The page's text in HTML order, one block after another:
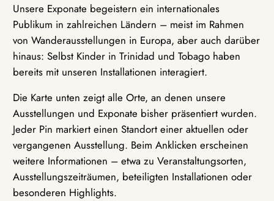
Unsere Exponate begeistern ein internationales
Publikum in zahlreichen Ländern – meist im Rahmen
von Wanderausstellungen in Europa, aber auch darüber
hinaus: Selbst Kinder in Trinidad und Tobago haben
bereits mit unseren Installationen interagiert.
Die Karte unten zeigt alle Orte, an denen unsere
Ausstellungen und Exponate bisher präsentiert wurden.
Jeder Pin markiert einen Standort einer aktuellen oder
vergangenen Ausstellung. Beim Anklicken erscheinen
weitere Informationen – etwa zu Veranstaltungsorten,
Ausstellungszeiträumen, beteiligten Installationen oder
besonderen Highlights.